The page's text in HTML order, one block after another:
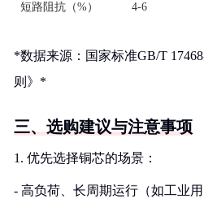
短路阻抗（%） 4-6
*数据来源：国家标准GB/T
则》*
三、选购建议与注意事项
1. 优先选择铜芯的场景：
- 高负荷、长周期运行（如工业用